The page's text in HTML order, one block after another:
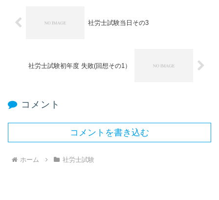
社労士試験当日その3
社労士試験初年度 失敗(回想その1）
コメント
コメントを書き込む
ホーム 社労士試験